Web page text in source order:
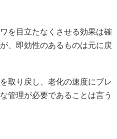
を目立たなくさせる効果は確
、即効性のあるものは元に戻
取り戻し、老化の速度にブレ
管理が必要であることは言う